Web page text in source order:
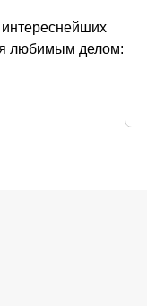
любимым делом: